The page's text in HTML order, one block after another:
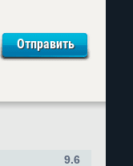
9.6